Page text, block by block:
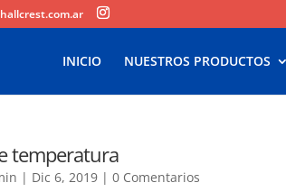
INICIO NUESTROS PRODUCTOS
temperatura
| Dic 6, 2019 | 0 Comentarios